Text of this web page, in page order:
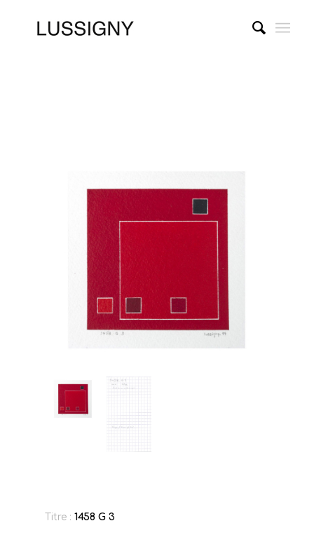
Titre : 1458 G 3